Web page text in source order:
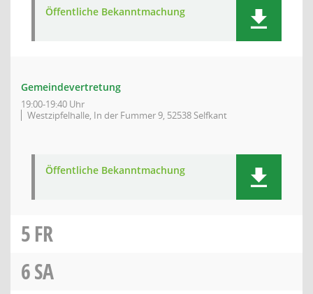
Öffentliche Bekanntmachung
Gemeindevertretung
19:00-19:40 Uhr
Westzipfelhalle, In der Fummer 9, 52538 Selfkant
Öffentliche Bekanntmachung
5FR
6SA